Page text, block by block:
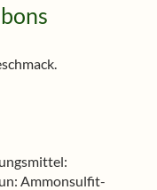
Ammonsulfit-